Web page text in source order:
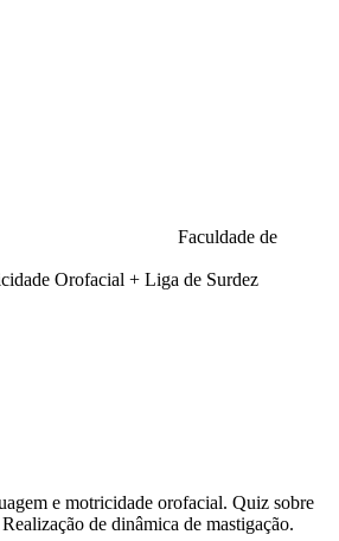
Faculdade de
Orofacial + Liga de Surdez
e motricidade orofacial. Quiz sobre
de dinâmica de mastigação.